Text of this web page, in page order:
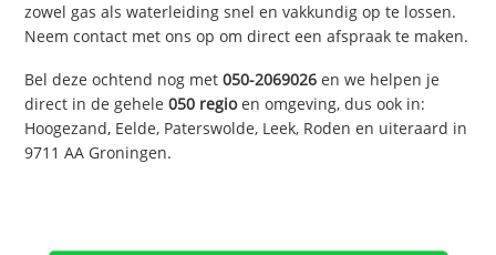
zowel gas als waterleiding snel en vakkundig op te lossen.
Neem contact met ons op om direct een afspraak te maken.
Bel deze ochtend nog met050-2069026 en we helpen je
direct in de gehele050 regioen omgeving, dus ook in:
Hoogezand, Eelde, Paterswolde, Leek, Roden en uiteraard in
9711 AA Groningen.